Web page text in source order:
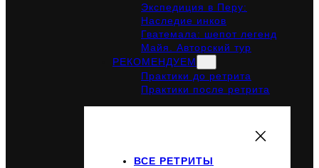
Экспедиция в Перу:
Наследие инков
Гватемала: шепот легенд
Майя. Авторский тур
РЕКОМЕНДУЕМ
Практики до ретрита
Практики после ретрита
ВСЕ РЕТРИТЫ